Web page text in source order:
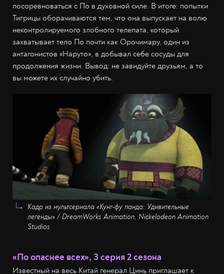
посоревноваться с По в духовной силе. В итоге: попытки
Тигрицы оборачиваются тем, что она выпускает на волю
неконтролируемого злобного телепата, который
захватывает тело По почти как Орочимару, один из
антагонистов «Наруто», в добывал себе сосуды для
продолжения жизни. Вывод: не завидуйте друзьям, а то
вы можете их случайно убить.
Кадр из мультсериала «Кунг-фу панда: Удивительные
легенды» / DreamWorks Animation, Nickelodeon Animation
Studios
«По опаснее всех», 3 серия 2 сезона
Известный на весь Китай генерал Цинь приглашает к